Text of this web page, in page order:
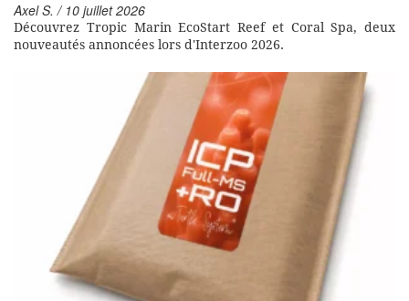
Axel S. / 10 juillet 2026
Découvrez Tropic Marin EcoStart Reef et Coral Spa, deux
nouveautés annoncées lors d'Interzoo 2026.